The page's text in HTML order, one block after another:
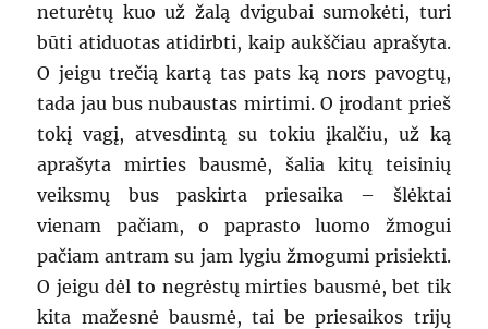
neturėtų kuo už žalą dvigubai sumokėti, turi
būti atiduotas atidirbti, kaip aukščiau aprašyta.
O jeigu trečią kartą tas pats ką nors pavogtų,
tada jau bus nubaustas mirtimi. O įrodant prieš
tokį vagį, atvesdintą su tokiu įkalčiu, už ką
aprašyta mirties bausmė, šalia kitų teisinių
veiksmų bus paskirta priesaika – šlėktai
vienam pačiam, o paprasto luomo žmogui
pačiam antram su jam lygiu žmogumi prisiekti.
O jeigu dėl to negrėstų mirties bausmė, bet tik
kita mažesnė bausmė, tai be priesaikos trijų